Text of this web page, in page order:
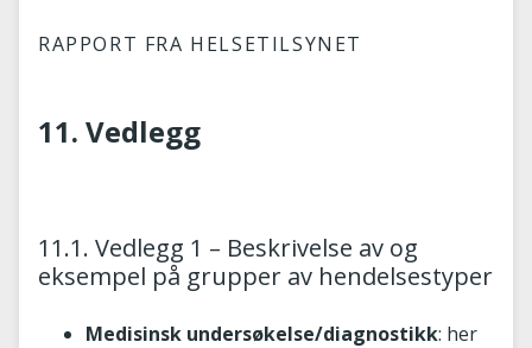
RAPPORT FRA HELSETILSYNET
11. Vedlegg
11.1. Vedlegg 1 – Beskrivelse av og
eksempel på grupper av hendelsestyper
Medisinsk undersøkelse/diagnostikk: her